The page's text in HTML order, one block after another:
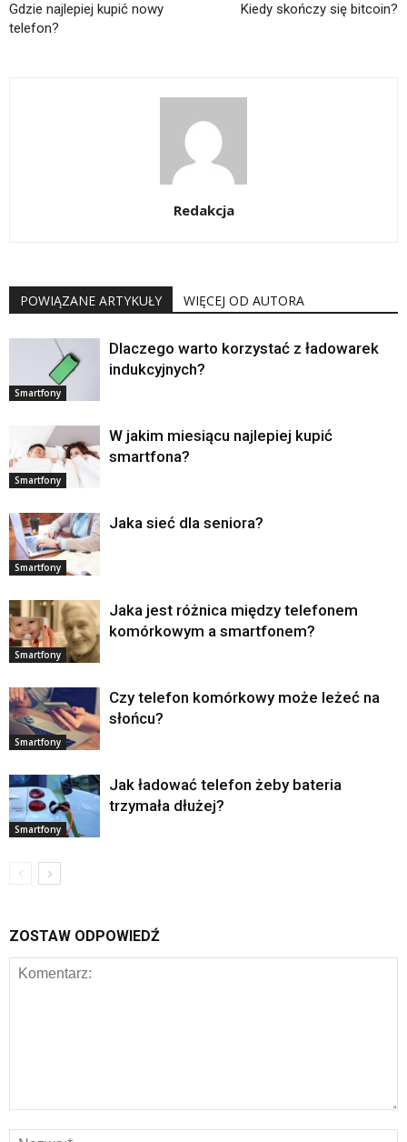
Gdzie najlepiej kupić nowy
telefon?
Kiedy skończy się bitcoin?
Redakcja
POWIĄZANE ARTYKUŁY WIĘCEJ OD AUTORA
Smartfony
Dlaczego warto korzystać z ładowarek
indukcyjnych?
Smartfony
W jakim miesiącu najlepiej kupić
smartfona?
Smartfony
Jaka sieć dla seniora?
Smartfony
Jaka jest różnica między telefonem
komórkowym a smartfonem?
Smartfony
Czy telefon komórkowy może leżeć na
słońcu?
Smartfony
Jak ładować telefon żeby bateria
trzymała dłużej?
ZOSTAW ODPOWIEDŹ